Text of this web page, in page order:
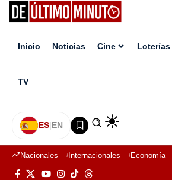
Inicio Noticias Cine Loterías
TV
ES|EN
Nacionales Internacionales Economía